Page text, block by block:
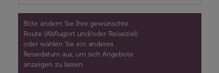
Bitte ändern Sie Ihre gewünschte
Route (Abflugort und/oder Reiseziel)
oder wählen Sie ein anderes
Reisedatum aus, um sich Angebote
anzeigen zu lassen.